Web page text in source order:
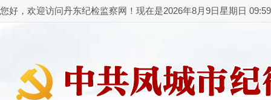
您好，欢迎访问丹东纪检监察网！现在是2026年8月9日星期日